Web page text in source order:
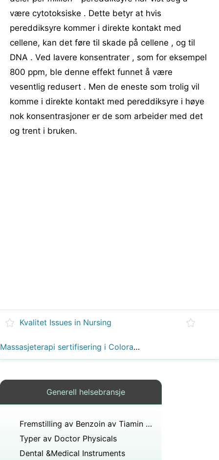
være cytotoksiske . Dette betyr at hvis
pereddiksyre kommer i direkte kontakt med
cellene, kan det føre til skade på cellene , og til
DNA . Ved lavere konsentrater , som for eksempel
800 ppm, ble denne effekt funnet å være
vesentlig redusert . Men de eneste som trolig vil
komme i direkte kontakt med pereddiksyre i høye
nok konsentrasjoner er de som arbeider med det
og trent i bruken.
Kvalitet Issues in Nursing
Massasjeterapi sertifisering i Colorado
Generell helsebransje
Fremstilling av Benzoin av Tiamin Catalysis
Typer av Doctor Physicals
Dental &Medical Instruments